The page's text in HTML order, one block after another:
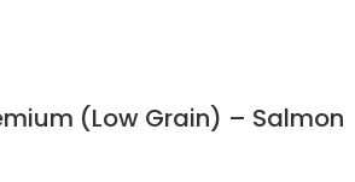
(Low Grain) – Salmon